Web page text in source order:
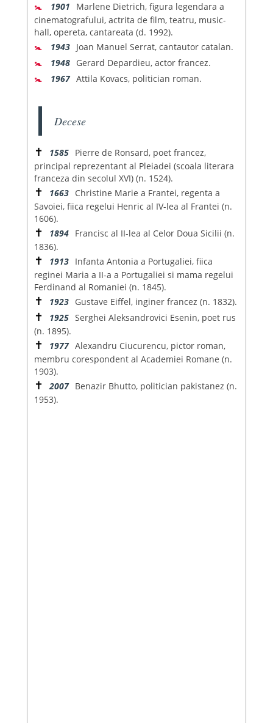
🚼 1901
Marlene Dietrich, figura legendara a
cinematografului, actrita de film, teatru, music-
hall, opereta, cantareata (d. 1992).
🚼 1943 Joan Manuel Serrat, cantautor catalan.
🚼 1948 Gerard Depardieu, actor francez.
🚼 1967 Attila Kovacs, politician roman.
Decese
✝ 1585 Pierre de Ronsard, poet francez,
principal reprezentant al Pleiadei (scoala literara
franceza din secolul XVI) (n. 1524).
✝ 1663 Christine Marie a Frantei, regenta a
Savoiei, fiica regelui Henric al IV-lea al Frantei (n.
1606).
✝ 1894 Francisc al II-lea al Celor Doua Sicilii (n.
1836).
✝ 1913 Infanta Antonia a Portugaliei, fiica
reginei Maria a II-a a Portugaliei si mama regelui
Ferdinand al Romaniei (n. 1845).
✝ 1923 Gustave Eiffel, inginer francez (n. 1832).
✝ 1925 Serghei Aleksandrovici Esenin, poet rus
(n. 1895).
✝ 1977 Alexandru Ciucurencu, pictor roman,
membru corespondent al Academiei Romane (n.
1903).
✝ 2007 Benazir Bhutto, politician pakistanez (n.
1953).